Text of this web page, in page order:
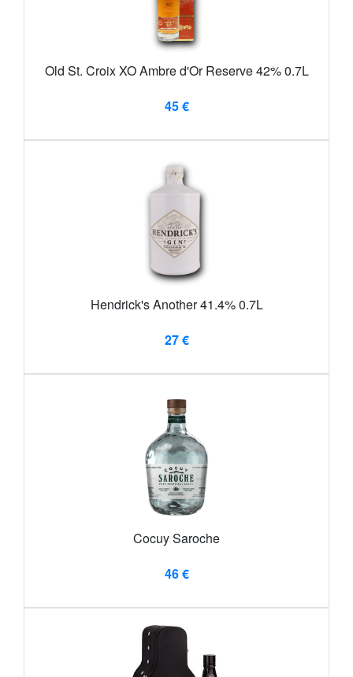
Old St. Croix XO Ambre d'Or Reserve 42% 0.7L
45 €
Hendrick's Another 41.4% 0.7L
27 €
Cocuy Saroche
46 €